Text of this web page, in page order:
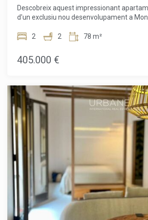
Descobreix aquest impressionant
d'un exclusiu nou desenvolupament a
a la 3a planta, aquest habitatge dissenyat
complementat per un balcó privat on
fresc i de vistes obertes.L'apartament
necessiten un espai flexible per a oficina a
distribució està pensada per maximitzar
funcionalitat, creant un ambient lluminós i
l'habitatge.Els residents de la urbanització
serveis comuns excepcionals, que inclouen
espectacular terrassa a la coberta amb
totalment equipat, el lloc perfecte per
o mantenir-se actiu mentre gaudeixen de
panoràmiques de la ciutat. També hi ha
plaça d'aparcament opcional.Situat al cor
ubicació ofereix una combinació única de
comoditat urbana. Des de parcs verds i
històrics fins a un fàcil accés al centre de
del port, és una de les àrees més
2 2 78 m²
405.000 €